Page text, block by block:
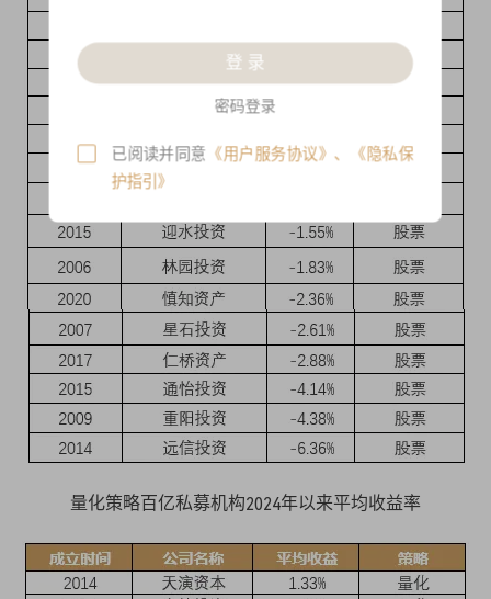
量化策略百亿私募机构2024年以来平均收益率
登 录
密码登录
已阅读并同意 《用户服务协议》 、
《隐私保
护指引》